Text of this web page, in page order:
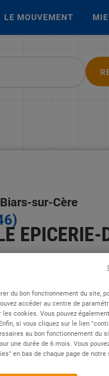
LE MOUVEMENT
sur-Cère
du bon fonctionnement du site,
accéder au centre de
cookies. Vous pouvez
si vous cliquez sur le lien
au bon fonctionnement du
une durée de 6 mois. Vous
en bas de chaque page de notre